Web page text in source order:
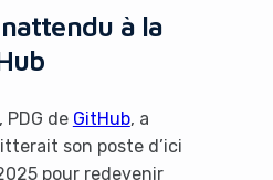
à la
PDG de GitHub, a
son poste d’ici
pour redevenir